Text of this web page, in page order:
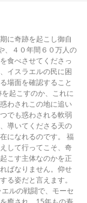
に奇跡を起こし御自
、４０年間６０万人の
食べさせてくださっ
イスラエルの民に困
場面を確認すること
起こすのか、これに
わされこの地に追い
でも惑わされる軟弱
導いてくださる天の
になれるのです。 福
して行ってこそ、奇
こす主体なのかを正
ばなりません。仰せ
る姿だと言えます。
ルの戦闘で、モーセ